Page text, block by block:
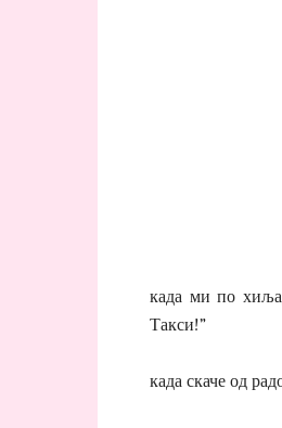
када ми по
Такси!”
када скаче од